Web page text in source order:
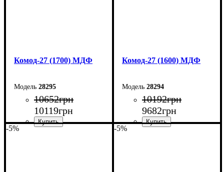
Комод-27 (1700) МДФ
28295
10652грн
10119грн
Комод-27 (1600) МДФ
28294
10192грн
9682грн
-5% -5%